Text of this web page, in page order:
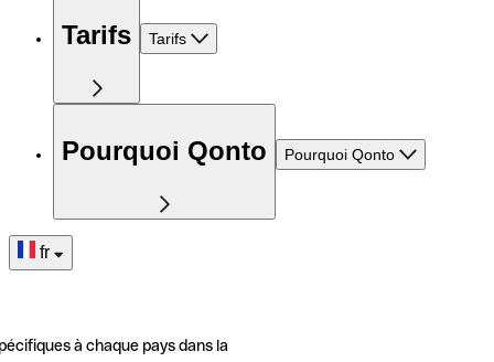
Tarifs Tarifs
Pourquoi Qonto Pourquoi Qonto
fr
à chaque pays dans la